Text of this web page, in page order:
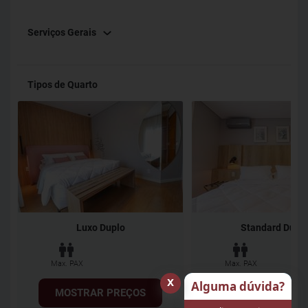
gratuitos. Venha conhecer as belezas da Serra Gaúcha.
Serviços Gerais
Tipos de Quarto
Luxo Duplo
Max. PAX
MOSTRAR PREÇOS
Standard Duplo
Max. PAX
MOSTRAR
Alguma dúvida?
x